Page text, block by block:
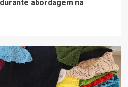
abordagem na